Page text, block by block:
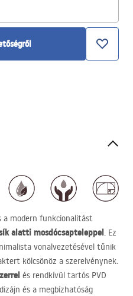
a modern funkcionalitást
alatti mosdócsapteleppel. Ez
vonalvezetésével tűnik
kölcsönöz a szerelvénynek.
és rendkívül tartós PVD
és a megbízhatóság